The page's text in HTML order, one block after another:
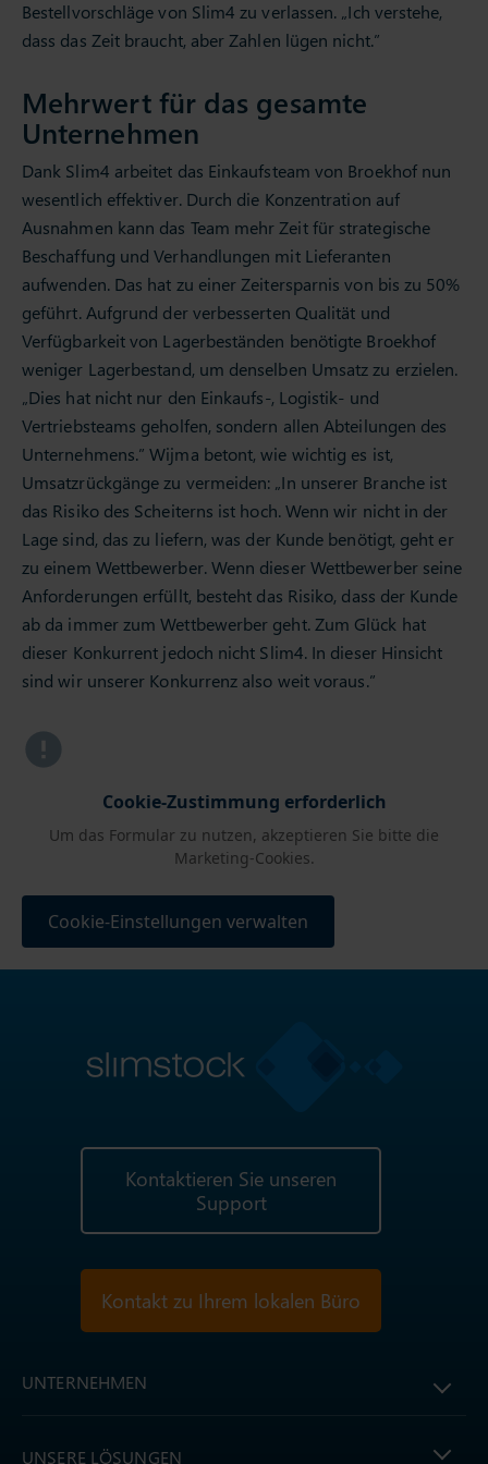
Bestellvorschläge von Slim4 zu verlassen. „Ich verstehe,
dass das Zeit braucht, aber Zahlen lügen nicht.”
Mehrwert für das gesamte
Unternehmen
Dank Slim4 arbeitet das Einkaufsteam von Broekhof nun
wesentlich effektiver. Durch die Konzentration auf
Ausnahmen kann das Team mehr Zeit für strategische
Beschaffung und Verhandlungen mit Lieferanten
aufwenden. Das hat zu einer Zeitersparnis von bis zu 50%
geführt. Aufgrund der verbesserten Qualität und
Verfügbarkeit von Lagerbeständen benötigte Broekhof
weniger Lagerbestand, um denselben Umsatz zu erzielen.
„Dies hat nicht nur den Einkaufs-, Logistik- und
Vertriebsteams geholfen, sondern allen Abteilungen des
Unternehmens.” Wijma betont, wie wichtig es ist,
Umsatzrückgänge zu vermeiden: „In unserer Branche ist
das Risiko des Scheiterns ist hoch. Wenn wir nicht in der
Lage sind, das zu liefern, was der Kunde benötigt, geht er
zu einem Wettbewerber. Wenn dieser Wettbewerber seine
Anforderungen erfüllt, besteht das Risiko, dass der Kunde
ab da immer zum Wettbewerber geht. Zum Glück hat
dieser Konkurrent jedoch nicht Slim4. In dieser Hinsicht
sind wir unserer Konkurrenz also weit voraus.”
Cookie-Zustimmung erforderlich
Um das Formular zu nutzen, akzeptieren Sie bitte die
Marketing-Cookies.
Cookie-Einstellungen verwalten
Kontaktieren Sie unseren
Support
Kontakt zu Ihrem lokalen Büro
UNTERNEHMEN
UNSERE LÖSUNGEN